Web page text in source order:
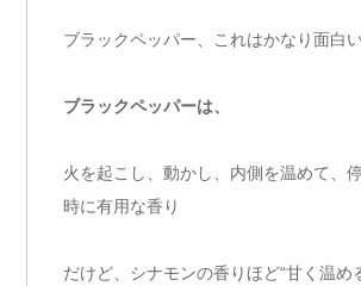
ブラックペッパー、これはかなり面白い
ブラックペッパーは、
火を起こし、動かし、内側を温めて、
時に有用な香り
だけど、シナモンの香りほど“甘く温め